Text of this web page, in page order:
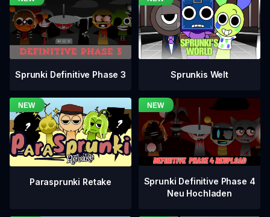
Sprunki Definitive Phase 3 Sprunkis Welt
Parasprunki Retake
Sprunki Definitive Phase 4
Neu Hochladen